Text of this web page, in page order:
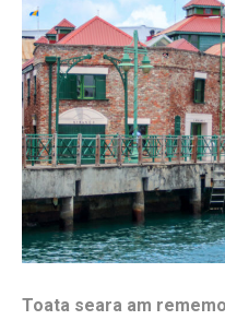
Toata seara am